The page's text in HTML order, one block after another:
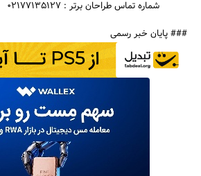
شماره تماس طراحان برتر : 02177135127
### پایان خبر رسمی